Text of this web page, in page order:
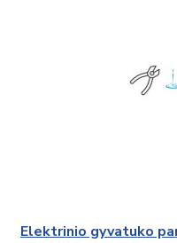
Elektrinio gyvatuko